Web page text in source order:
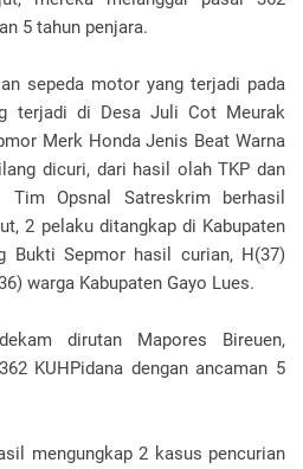
5 tahun penjara.
sepeda motor yang terjadi pada
terjadi di Desa Juli Cot Meurak
Merk Honda Jenis Beat Warna
dicuri, dari hasil olah TKP dan
Opsnal Satreskrim berhasil
2 pelaku ditangkap di Kabupaten
Bukti Sepmor hasil curian, H(37)
warga Kabupaten Gayo Lues.
dirutan Mapores Bireuen,
KUHPidana dengan ancaman 5
mengungkap 2 kasus pencurian